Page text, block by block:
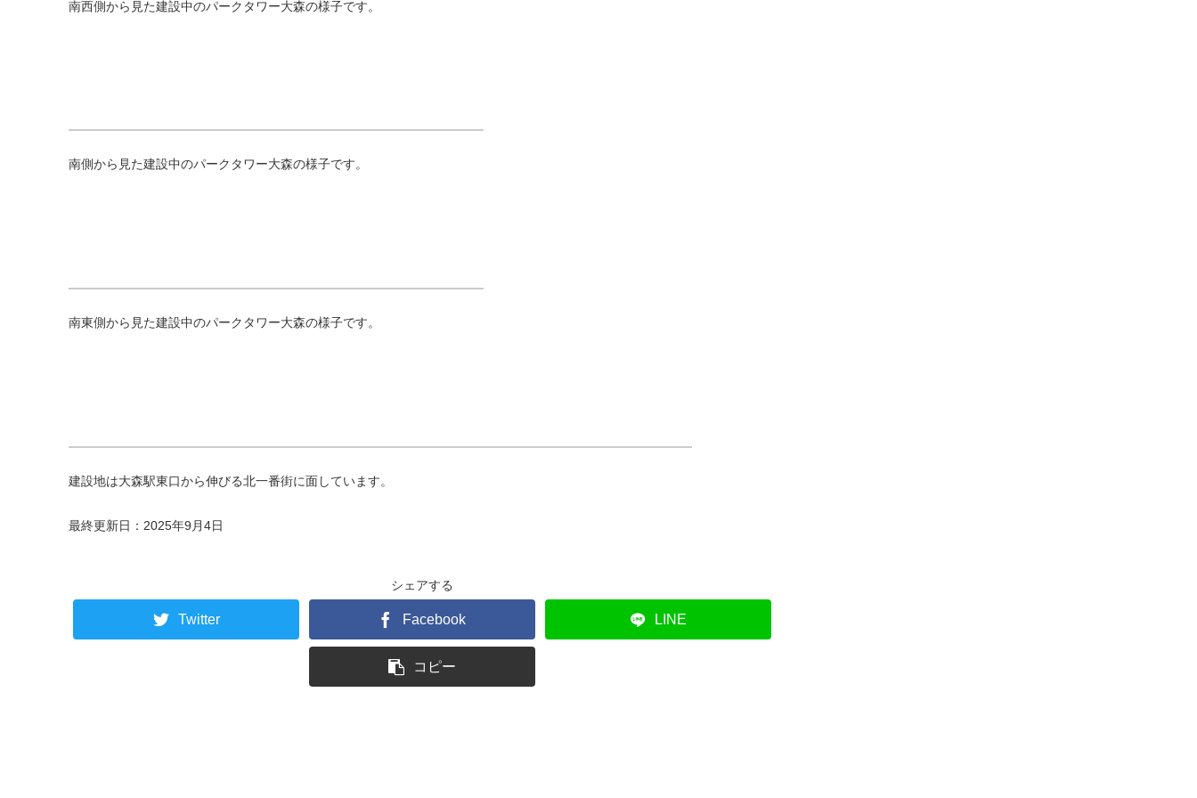
南西側から見た建設中のパークタワー大森の様子です。
南側から見た建設中のパークタワー大森の様子です。
南東側から見た建設中のパークタワー大森の様子です。
建設地は大森駅東口から伸びる北一番街に面しています。
最終更新日：2025年9月4日
シェアする
Twitter Facebook LINE
コピー